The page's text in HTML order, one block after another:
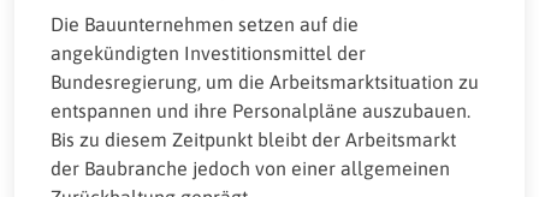
Die Bauunternehmen setzen auf die
angekündigten Investitionsmittel der
Bundesregierung, um die Arbeitsmarktsituation zu
entspannen und ihre Personalpläne auszubauen.
Bis zu diesem Zeitpunkt bleibt der Arbeitsmarkt
der Baubranche jedoch von einer allgemeinen